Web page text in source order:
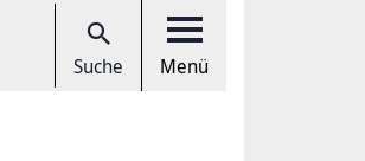
Suche Menü